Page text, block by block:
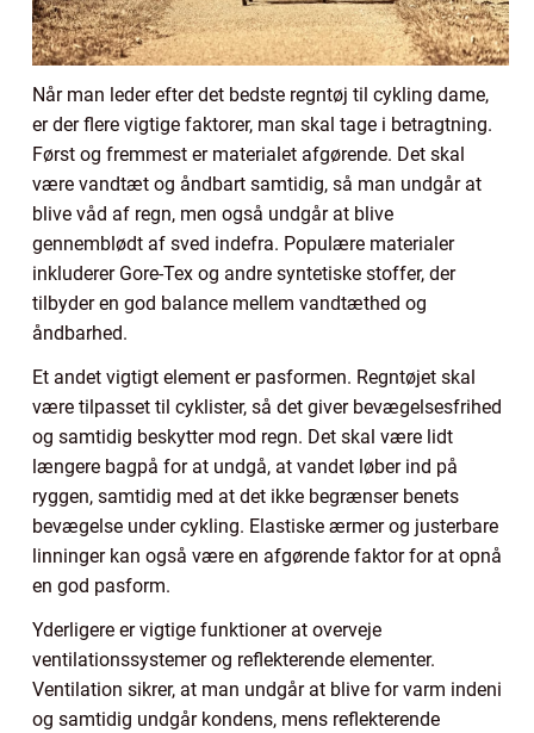
Når man leder efter det bedste regntøj til cykling dame,
er der flere vigtige faktorer, man skal tage i betragtning.
Først og fremmest er materialet afgørende. Det skal
være vandtæt og åndbart samtidig, så man undgår at
blive våd af regn, men også undgår at blive
gennemblødt af sved indefra. Populære materialer
inkluderer Gore-Tex og andre syntetiske stoffer, der
tilbyder en god balance mellem vandtæthed og
åndbarhed.
Et andet vigtigt element er pasformen. Regntøjet skal
være tilpasset til cyklister, så det giver bevægelsesfrihed
og samtidig beskytter mod regn. Det skal være lidt
længere bagpå for at undgå, at vandet løber ind på
ryggen, samtidig med at det ikke begrænser benets
bevægelse under cykling. Elastiske ærmer og justerbare
linninger kan også være en afgørende faktor for at opnå
en god pasform.
Yderligere er vigtige funktioner at overveje
ventilationssystemer og reflekterende elementer.
Ventilation sikrer, at man undgår at blive for varm indeni
og samtidig undgår kondens, mens reflekterende